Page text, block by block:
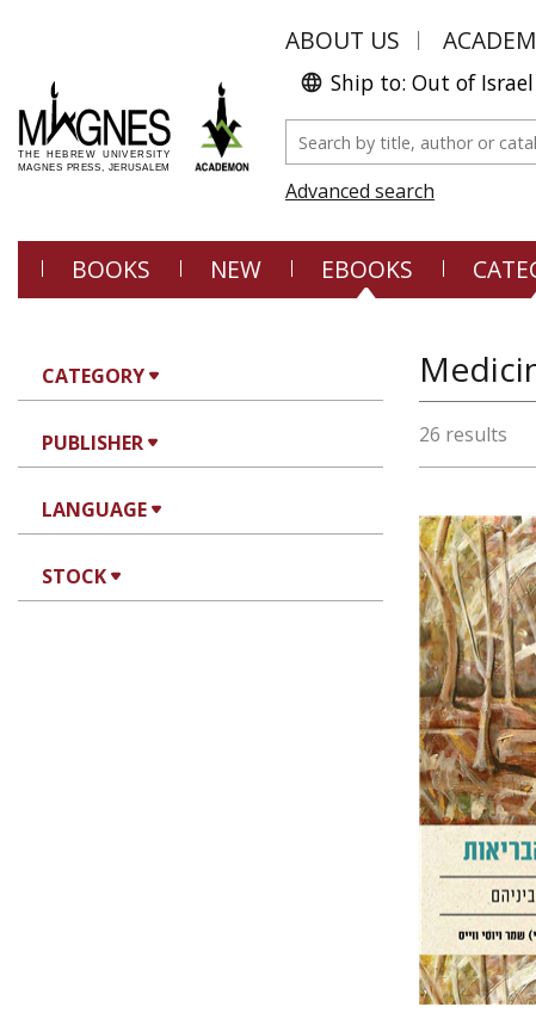
ABOUT US
Ship to: Out of Israel
Advanced search
BOOKS NEW EBOOKS
CATEGORY
PUBLISHER
LANGUAGE
STOCK
26 results
Yehushua
Weiss